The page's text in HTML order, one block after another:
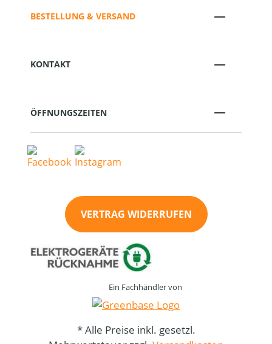
BESTELLUNG & VERSAND
KONTAKT
ÖFFNUNGSZEITEN
VERTRAG WIDERRUFEN
Ein Fachhändler von
* Alle Preise inkl. gesetzl.